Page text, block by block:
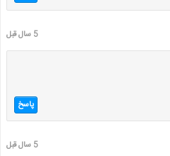
5 سال قبل
پاسخ
5 سال قبل